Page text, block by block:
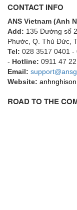
Ecom-EX
ECONEX
Edward
EES
EGE Elektronik
Eilersen Vietnam
Ekstrom-Carlson
CONTACT INFO
ANS Vietnam (Anh
Add: 135 Đường số
Phước, Q. Thủ Đức,
Tel: 028 3517 0401 -
- Hotline: 0911 47
Email:
Website:
ROAD TO THE